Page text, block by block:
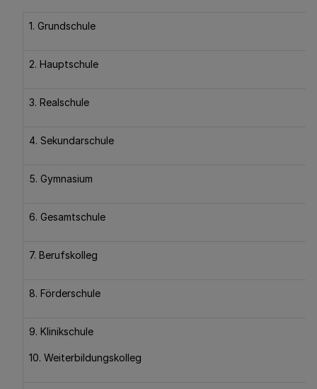
1. Grundschule
2. Hauptschule
3. Realschule
4. Sekundarschule
5. Gymnasium
6. Gesamtschule
7. Berufskolleg
8. Förderschule
9. Klinikschule
10. Weiterbildungskolleg